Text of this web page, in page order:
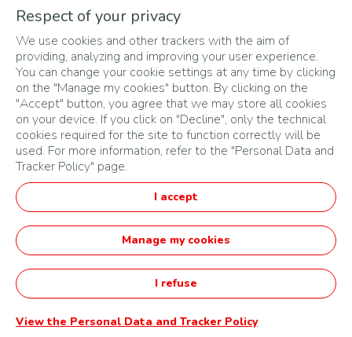
Un projet d’entreprise
Qui
pourra être développé dans
les moisqui suivent le challenge
PLAN DU SITE
CONDITIONS D'UTILISATION
DONNÉES PERSONNELLES
Français
Startupper of the Year Challenge by TotalEnergies -
Opéré par Agorize
Respect of your privacy
We use cookies and other trackers with the aim of
providing, analyzing and improving your user experience.
You can change your cookie settings at any time by clicking
on the "Manage my cookies" button. By clicking on the
"Accept" button, you agree that we may store all cookies
on your device. If you click on "Decline", only the technical
cookies required for the site to function correctly will be
used. For more information, refer to the "Personal Data and
Tracker Policy" page.
I accept
Manage my cookies
I refuse
View the Personal Data and Tracker Policy